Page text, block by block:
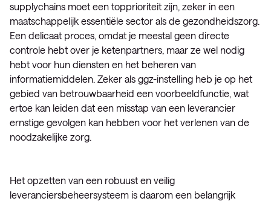
supplychains moet een topprioriteit zijn, zeker in een
maatschappelijk essentiële sector als de gezondheidszorg.
Een delicaat proces, omdat je meestal geen directe
controle hebt over je ketenpartners, maar ze wel nodig
hebt voor hun diensten en het beheren van
informatiemiddelen. Zeker als ggz-instelling heb je op het
gebied van betrouwbaarheid een voorbeeldfunctie, wat
ertoe kan leiden dat een misstap van een leverancier
ernstige gevolgen kan hebben voor het verlenen van de
noodzakelijke zorg.
Het opzetten van een robuust en veilig
leveranciersbeheersysteem is daarom een belangrijk